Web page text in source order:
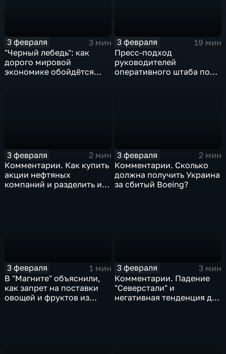
3 февраля
3 мин
"Черный лебедь": как
дорого мировой
экономике обойдётся
3 февраля
19 мин
Пресс-подход
руководителей
оперативного штаба по
3 февраля
2 мин
Комментарии. Как купить
акции нефтяных
компаний и разделить их
3 февраля
2 мин
Комментарии. Сколько
должна получить Украина
за сбитый Boeing?
3 февраля
1 мин
В "Магните" объяснили,
как запрет на поставки
овощей и фруктов из
3 февраля
3 мин
Комментарии. Падение
"Северстали" и
негативная тенденция для